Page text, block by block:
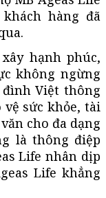
hàng đã
hạnh phúc,
không ngừng
Việt thông
vệ sức khỏe, tài
cho đa dạng
là thông điệp
Life nhân dịp
Life khẳng